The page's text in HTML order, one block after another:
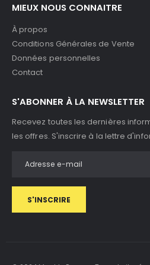
MIEUX NOUS CONNAITRE
À propos
Conditions Générales de Vente
Données personnelles
Contact
S'ABONNER À LA NEWSLETTER
Recevez toutes les dernières
les offres. S'inscrire à la lettre
S'INSCRIRE